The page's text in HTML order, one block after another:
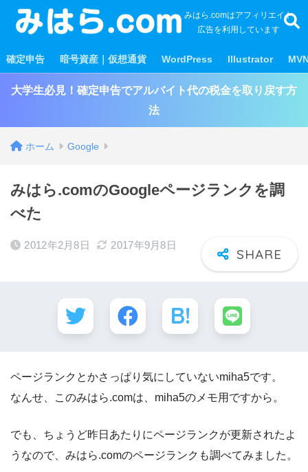
みはら.comはアフィリエイト
広告を利用しています
確定申告 暗号資産｜仮想通貨 WordPress Illustrator
大学生必見！確定申告でアルバイト代の税金を取り戻す方
法
ホーム Google
みはら.comのGoogleページランクを調
べた
2012年2月8日 2017年9月8日
ページランクとかさっぱり気にしていないmiha5です。
なんせ、このみはら.comは、miha5のメモ用ですから。
でも、ちょうど昨日あたりにページランクが更新されたよ
うなので、みはら.comのページランクも調べてみました。